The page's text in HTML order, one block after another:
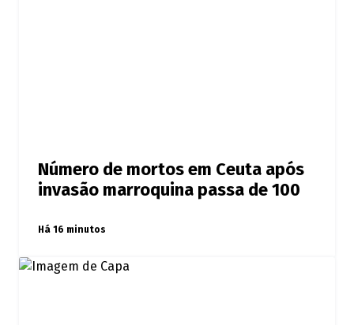
Número de mortos em Ceuta após
invasão marroquina passa de 100
Há 16 minutos